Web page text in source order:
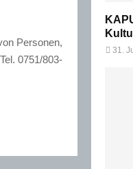
Personen,
0751/803-
31.